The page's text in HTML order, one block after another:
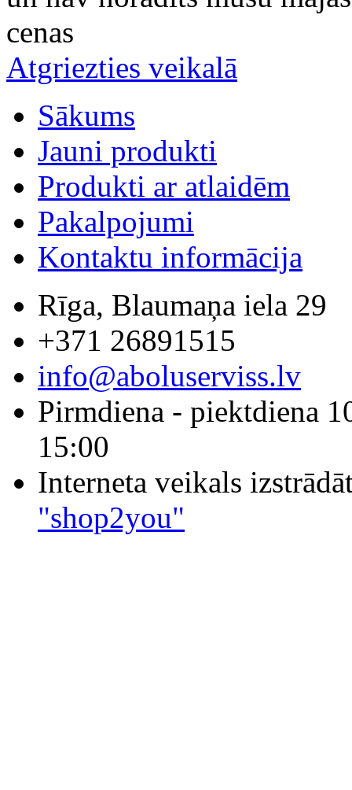
cenas
Atgriezties veikalā
Sākums
Jauni produkti
Produkti ar atlaidēm
Pakalpojumi
Kontaktu informācija
Rīga, Blaumaņa iela 29
+371 26891515
info@aboluserviss.lv
Pirmdiena - piektdiena
15:00
Interneta veikals
"shop2you"